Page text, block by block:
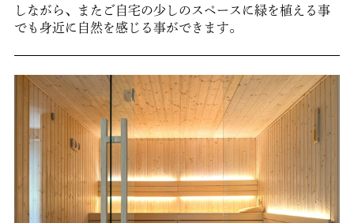
しながら、またご自宅の少しのスペースに緑を植える事
でも身近に自然を感じる事ができます。